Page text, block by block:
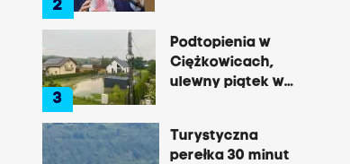
2
zabawą w
Kraków”
3
Podtopienia w
Ciężkowicach,
ulewny piątek w
Turystyczna
perełka 30 minut